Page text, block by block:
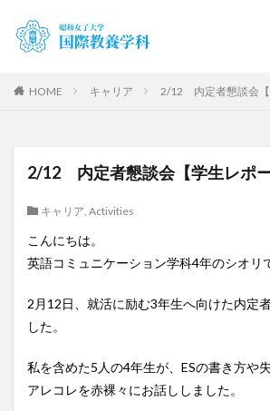
HOME キャリア 2/12 内定者懇談会【
2/12 内定者懇談会【学生レポ
キャリア, Activities
こんにちは。
英語コミュニケーション学科4年のシオリ
2月12日、就活に励む3年生へ向けた内定
した。
私を含めた5人の4年生が、ESの書き方や
アレコレを赤裸々にお話ししました。